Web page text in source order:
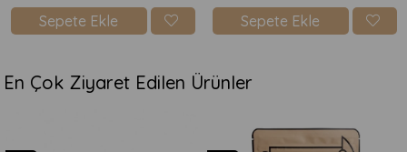
Sepete Ekle Sepete Ekle
En Çok Ziyaret Edilen Ürünler